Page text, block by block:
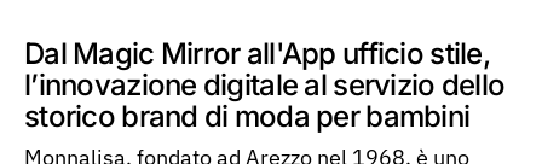
Dal Magic Mirror all'App ufficio stile,
l’innovazione digitale al servizio dello
storico brand di moda per bambini
Monnalisa, fondato ad Arezzo nel 1968, è uno